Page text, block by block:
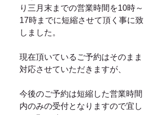
り三月末までの営業時間を10時～
17時までに短縮させて頂く事に致
しました。
現在頂いているご予約はそのまま
対応させていただきますが、
今後のご予約は短縮した営業時間
内のみの受付となりますので宜し